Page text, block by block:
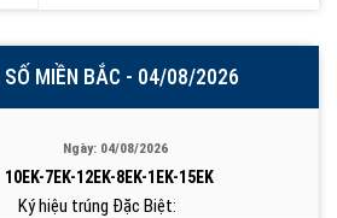
SỐ MIỀN BẮC - 04/08/2026
Ngày: 04/08/2026
10EK-7EK-12EK-8EK-1EK-15EK
Ký hiệu trúng Đặc Biệt: